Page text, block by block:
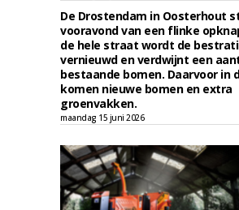
De Drostendam in Oosterhout
vooravond van een flinke
de hele straat wordt de
vernieuwd en verdwijnt een
bestaande bomen. Daarvoor in
komen nieuwe bomen en extra
groenvakken.
maandag 15 juni 2026